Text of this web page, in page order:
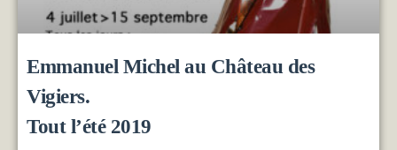
Emmanuel Michel au Château des
Vigiers.
Tout l’été 2019